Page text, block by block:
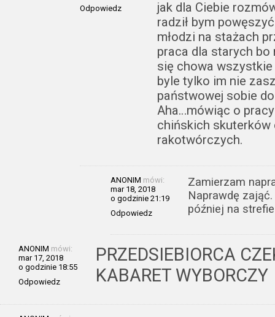
Odpowiedz
jak dla Ciebie
radził bym
młodzi na stażach
praca dla starych bo
się chowa
byle tylko im nie
państwowej sobie
Aha…mówiąc o
chińskich skuterków
rakotwórczych.
ANONIM mówi:
mar 18, 2018
o godzinie 21:19
Odpowiedz
Zamierzam
Naprawdę
później na
ANONIM mówi:
mar 17, 2018
o godzinie 18:55
Odpowiedz
PRZEDSIEBIORCA
KABARET WYBORCZY